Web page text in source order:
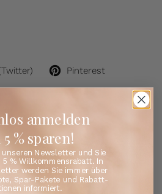
Pinterest
Sie die Lieblingstees unserer Kunden
anmelden
% sparen!
unseren Newsletter und Sie
5 % Willkommensrabatt. In
werden Sie immer über
Spar-Pakete und Rabatt-
informiert.